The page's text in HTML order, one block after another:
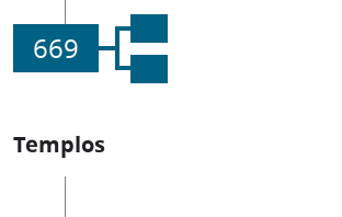
669
Templos